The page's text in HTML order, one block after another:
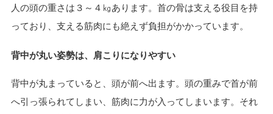
人の頭の重さは３～４㎏あります。首の骨は支える役目を持
っており、支える筋肉にも絶えず負担がかかっています。
背中が丸い姿勢は、肩こりになりやすい
背中が丸まっていると、頭が前へ出ます。頭の重みで首が前
へ引っ張られてしまい、筋肉に力が入ってしまいます。それ